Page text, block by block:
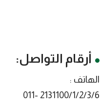
أرقام التواصل:
الهاتف :
2131100/1/2/3/6 -011